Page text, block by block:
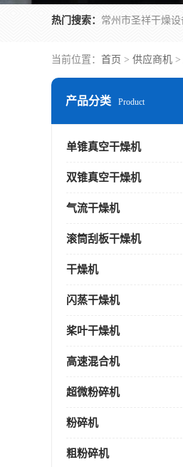
热门搜索：
当前位置： 首页 > 供应商机 >
产品分类 Product
单锥真空干燥机
双锥真空干燥机
气流干燥机
滚筒刮板干燥机
干燥机
闪蒸干燥机
桨叶干燥机
高速混合机
超微粉碎机
粉碎机
粗粉碎机